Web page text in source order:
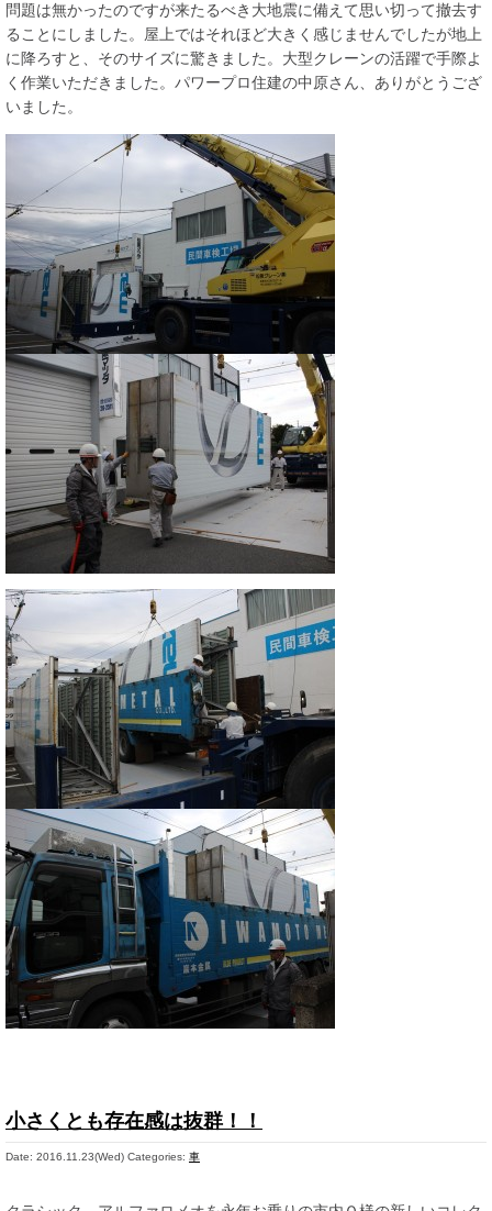
問題は無かったのですが来たるべき大地震に備えて思い切って撤去す
ることにしました。屋上ではそれほど大きく感じませんでしたが地上
に降ろすと、そのサイズに驚きました。大型クレーンの活躍で手際よ
く作業いただきました。パワープロ住建の中原さん、ありがとうござ
いました。
小さくとも存在感は抜群！！
Date: 2016.11.23(Wed) Categories: 車